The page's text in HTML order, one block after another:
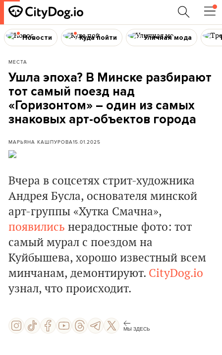
Новости Куда пойти Уличная мода
МЕСТА
Ушла эпоха? В Минске разбирают
тот самый поезд над
«Горизонтом» – один из самых
знаковых арт-объектов города
МАРЬЯНА КАШПУРОВА15.01.2025
Вчера в соцсетях стрит-художника
Андрея Бусла, основателя минской
арт-группы «Хутка Смачна»,
появились нерадостные фото: тот
самый мурал с поездом на
Куйбышева, хорошо известный всем
минчанам, демонтируют. CityDog.io
узнал, что происходит.
МЫ ЗДЕСЬ